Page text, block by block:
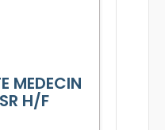
MEDECIN
H/F